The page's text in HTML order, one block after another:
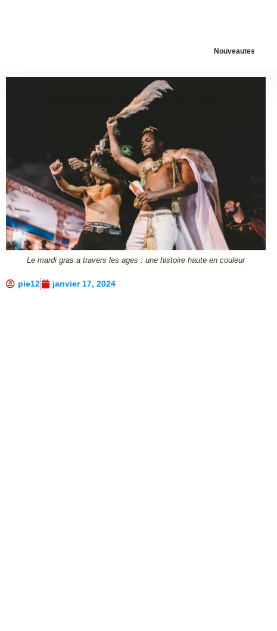
Nouveautes
Le mardi gras a travers les ages : une histoire haute en couleur
pie12 janvier 17, 2024